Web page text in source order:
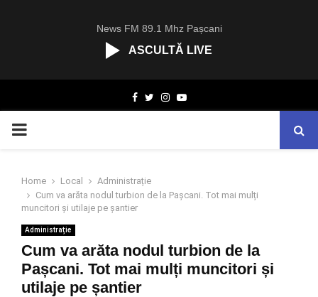
News FM 89.1 Mhz Pașcani
ASCULTĂ LIVE
Facebook
TwitterInstagram
Youtube
PRIMARY
Home Local
Administrație
Cum va arăta nodul turbion de la Pașcani. Tot mai mulți
muncitori și utilaje pe șantier
Administrație
Cum va arăta nodul turbion de la
Pașcani. Tot mai mulți muncitori și
utilaje pe șantier